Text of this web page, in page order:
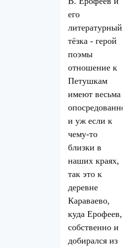
его
литературный
тёзка - герой
поэмы
отношение к
Петушкам
имеют весьма
опосредованное,
и уж если к
чему-то
близки в
наших краях,
так это к
деревне
Караваево,
куда Ерофеев,
собственно и
добирался из